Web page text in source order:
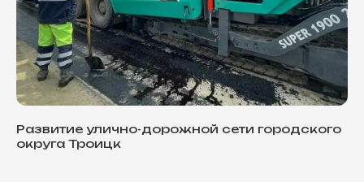
Развитие улично-дорожной сети городского
округа Троицк